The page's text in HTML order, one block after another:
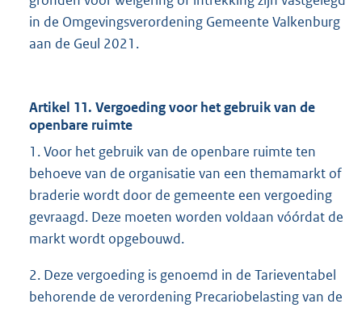
in de Omgevingsverordening Gemeente Valkenburg
aan de Geul 2021.
Artikel 11. Vergoeding voor het gebruik van de
openbare ruimte
1. Voor het gebruik van de openbare ruimte ten
behoeve van de organisatie van een themamarkt of
braderie wordt door de gemeente een vergoeding
gevraagd. Deze moeten worden voldaan vóórdat de
markt wordt opgebouwd.
2. Deze vergoeding is genoemd in de Tarieventabel
behorende de verordening Precariobelasting van de